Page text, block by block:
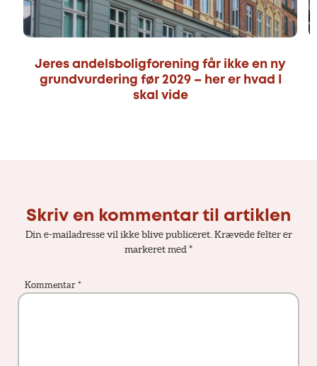
Jeres andelsboligforening får ikke en ny
grundvurdering før 2029 – her er hvad I
skal vide
Skriv en kommentar til artiklen
Din e-mailadresse vil ikke blive publiceret. Krævede felter er
markeret med*
Kommentar *